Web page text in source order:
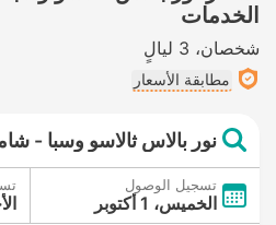
الخدمات
شخصان 3 ليالٍ
مطابقة الأسعار
نور بالاس ثالاسو وسبا -
تسجيل الوصول
الخميس، 1 أكتوبر